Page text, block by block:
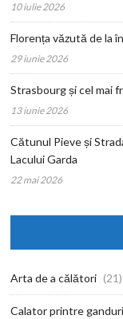
10 iulie 2026
Florența văzută de la
29 iunie 2026
Strasbourg și cel mai
13 iunie 2026
Cătunul Pieve și
Lacului Garda
22 mai 2026
Arta de a călători (21)
Calator printre ganduri